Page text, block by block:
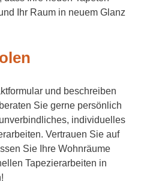
Ihr Raum in neuem Glanz
und beschreiben
Sie gerne persönlich
individuelles
Vertrauen Sie auf
Sie Ihre Wohnräume
Tapezierarbeiten in